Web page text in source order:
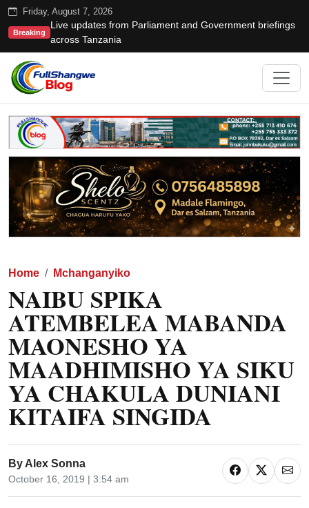
Friday, August 7, 2026
Breaking
Live updates from Parliament and Government briefings
across Tanzania
Home Mchanganyiko
NAIBU SPIKA
ATEMBELEA MABANDA
MAONESHO YA
MAADHIMISHO YA SIKU
YA CHAKULA DUNIANI
KITAIFA SINGIDA
By Alex Sonna
October 16, 2019 | 3:54 am